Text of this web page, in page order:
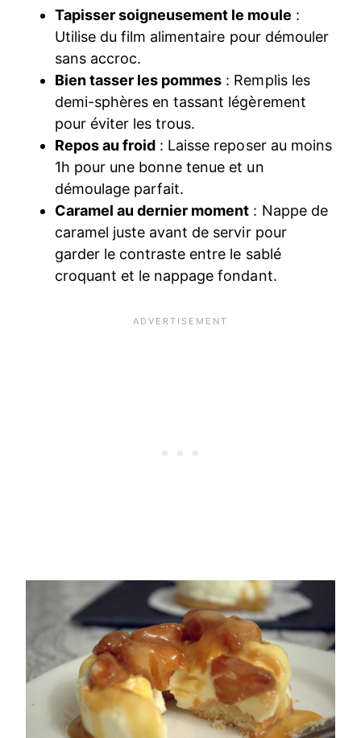
Tapisser soigneusement le moule :
Utilise du film alimentaire pour démouler
sans accroc.
Bien tasser les pommes : Remplis les
demi-sphères en tassant légèrement
pour éviter les trous.
Repos au froid : Laisse reposer au moins
1h pour une bonne tenue et un
démoulage parfait.
Caramel au dernier moment : Nappe de
caramel juste avant de servir pour
garder le contraste entre le sablé
croquant et le nappage fondant.